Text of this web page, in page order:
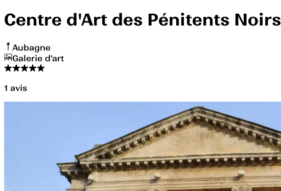
Centre d'Art des Pénitents Noirs
Aubagne
Galerie d'art
1 avis